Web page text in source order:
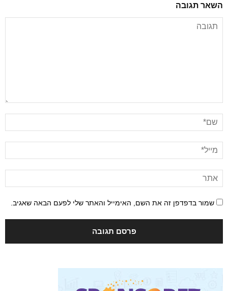
השאר תגובה
שמור בדפדפן זה את השם, האימייל והאתר שלי לפעם הבאה שאגיב.